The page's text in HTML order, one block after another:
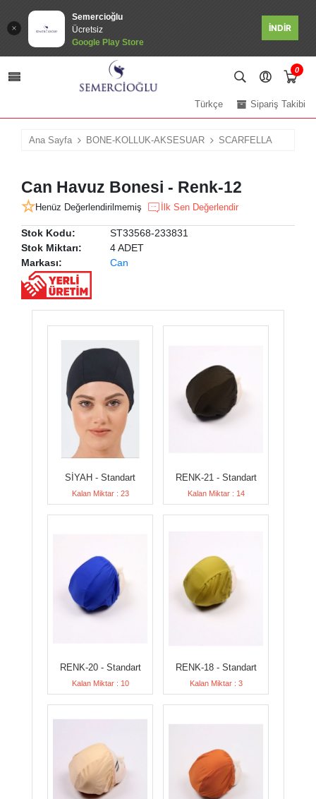
Semercioğlu
Ücretsiz
Google Play Store
İNDİR
0
Sipariş Takibi
Türkçe
Ana Sayfa BONE-KOLLUK-AKSESUAR SCARFELLA
Can Havuz Bonesi - Renk-12
Henüz Değerlendirilmemiş İlk Sen Değerlendir
Stok Kodu:
ST33568-233831
Stok Miktarı:
4 ADET
Markası:
Can
SİYAH - Standart
Kalan Miktar : 23
RENK-21 - Standart
Kalan Miktar : 14
RENK-20 - Standart
Kalan Miktar : 10
RENK-18 - Standart
Kalan Miktar : 3